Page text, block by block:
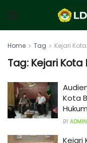
Home Tag Kejari
Tag: Kejari Kota
Kota
Hukum
BY ADMIN
Kejari